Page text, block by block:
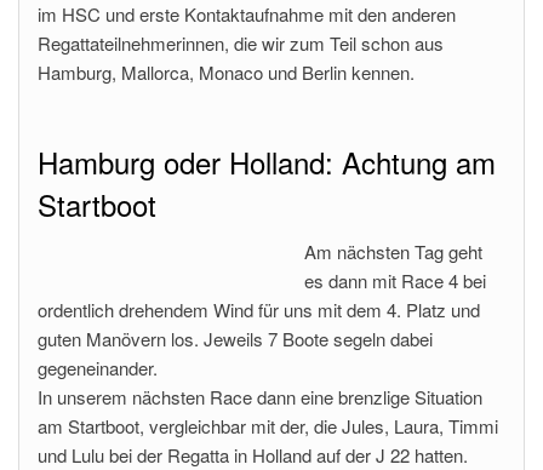
im HSC und erste Kontaktaufnahme mit den anderen
Regattateilnehmerinnen, die wir zum Teil schon aus
Hamburg, Mallorca, Monaco und Berlin kennen.
Hamburg oder Holland: Achtung am
Startboot
Am nächsten Tag geht
es dann mit Race 4 bei
ordentlich drehendem Wind für uns mit dem 4. Platz und
guten Manövern los. Jeweils 7 Boote segeln dabei
gegeneinander.
In unserem nächsten Race dann eine brenzlige Situation
am Startboot, vergleichbar mit der, die Jules, Laura, Timmi
und Lulu bei der Regatta in Holland auf der J 22 hatten.